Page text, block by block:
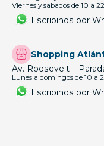
Viernes y sabados de 10 a
Escribinos por
Shopping
Av. Roosevelt –
Lunes a domingos de 10 a
Escribinos por